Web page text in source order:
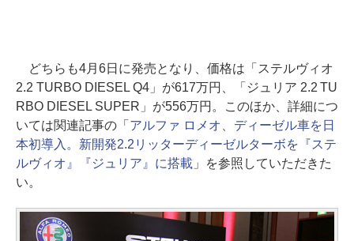
どちらも4月6日に発売となり、価格は「ステルヴィオ
2.2 TURBO DIESEL Q4」が617万円、「ジュリア 2.2 TU
RBO DIESEL SUPER」が556万円。このほか、詳細につ
いては関連記事の「 アルファ ロメオ、ディーゼル車を日
本初導入。新開発2.2リッターディーゼルターボを『ステ
ルヴィオ』『ジュリア』に搭載 」を参照していただきた
い。